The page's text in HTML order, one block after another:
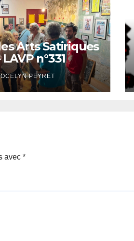
Arts Satiriques
n°331
PEYRET
avec *